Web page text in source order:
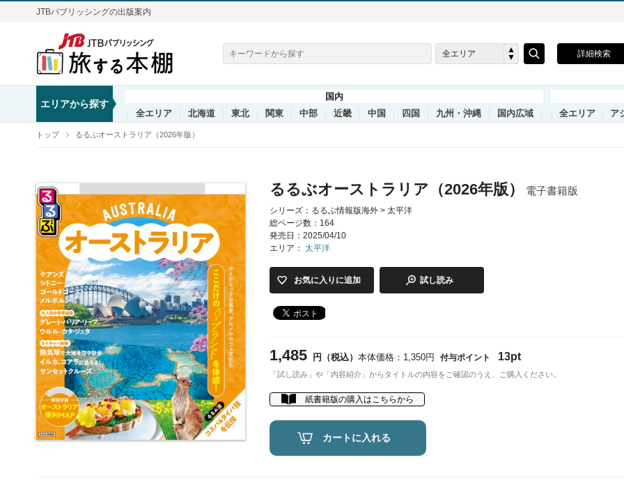
JTBパブリッシングの出版案内
全エリア 詳細検索
エリアから探す
国内
全エリア
北海道 東北 関東 中部 近畿 中国 四国 九州・沖縄 国内広域 全エリア ア
トップ るるぶオーストラリア（2026年版）
るるぶオーストラリア（2026年版） 電子書籍版
シリーズ：るるぶ情報版海外 > 太平洋
総ページ数：164
発売日：2025/04/10
エリア： 太平洋
お気に入りに追加 試し読み
1,485 円（税込） 本体価格：1,350円 付与ポイント 13pt
「試し読み」や「内容紹介」からタイトルの内容をご確認のうえ、ご購入ください。
紙書籍版の購入はこちらから
カートに入れる